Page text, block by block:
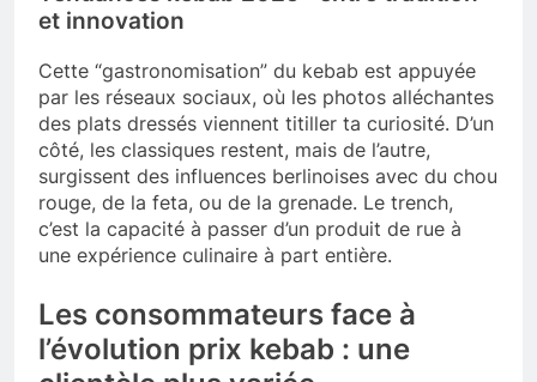
et innovation
Cette “gastronomisation” du kebab est appuyée
par les réseaux sociaux, où les photos alléchantes
des plats dressés viennent titiller ta curiosité. D’un
côté, les classiques restent, mais de l’autre,
surgissent des influences berlinoises avec du chou
rouge, de la feta, ou de la grenade. Le trench,
c’est la capacité à passer d’un produit de rue à
une expérience culinaire à part entière.
Les consommateurs face à
l’évolution prix kebab : une